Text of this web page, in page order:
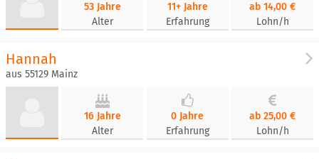
53 Jahre
Alter
11+ Jahre
Erfahrung
ab 14,00 €
Lohn/h
Hannah
aus 55129 Mainz
16 Jahre
Alter
0 Jahre
Erfahrung
ab 25,00 €
Lohn/h